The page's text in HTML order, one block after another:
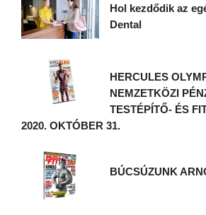
Hol kezdődik az
Dental
HERCULES
NEMZETKÖZI
TESTÉPÍTŐ- ÉS
2020. OKTÓBER 31.
BÚCSÚZUNK